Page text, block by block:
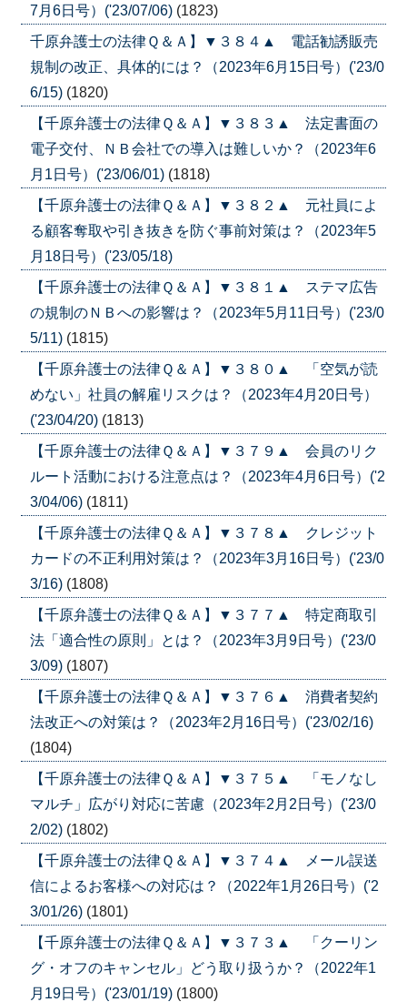
7月6日号）('23/07/06) (1823)
千原弁護士の法律Ｑ＆Ａ】▼３８４▲ 電話勧誘販売
規制の改正、具体的には？（2023年6月15日号）('23/0
6/15) (1820)
【千原弁護士の法律Ｑ＆Ａ】▼３８３▲ 法定書面の
電子交付、ＮＢ会社での導入は難しいか？（2023年6
月1日号）('23/06/01) (1818)
【千原弁護士の法律Ｑ＆Ａ】▼３８２▲ 元社員によ
る顧客奪取や引き抜きを防ぐ事前対策は？（2023年5
月18日号）('23/05/18)
【千原弁護士の法律Ｑ＆Ａ】▼３８１▲ ステマ広告
の規制のＮＢへの影響は？（2023年5月11日号）('23/0
5/11) (1815)
【千原弁護士の法律Ｑ＆Ａ】▼３８０▲ 「空気が読
めない」社員の解雇リスクは？（2023年4月20日号）
('23/04/20) (1813)
【千原弁護士の法律Ｑ＆Ａ】▼３７９▲ 会員のリク
ルート活動における注意点は？（2023年4月6日号）('2
3/04/06) (1811)
【千原弁護士の法律Ｑ＆Ａ】▼３７８▲ クレジット
カードの不正利用対策は？（2023年3月16日号）('23/0
3/16) (1808)
【千原弁護士の法律Ｑ＆Ａ】▼３７７▲ 特定商取引
法「適合性の原則」とは？（2023年3月9日号）('23/0
3/09) (1807)
【千原弁護士の法律Ｑ＆Ａ】▼３７６▲ 消費者契約
法改正への対策は？（2023年2月16日号）('23/02/16)
(1804)
【千原弁護士の法律Ｑ＆Ａ】▼３７５▲ 「モノなし
マルチ」広がり対応に苦慮（2023年2月2日号）('23/0
2/02) (1802)
【千原弁護士の法律Ｑ＆Ａ】▼３７４▲ メール誤送
信によるお客様への対応は？（2022年1月26日号）('2
3/01/26) (1801)
【千原弁護士の法律Ｑ＆Ａ】▼３７３▲ 「クーリン
グ・オフのキャンセル」どう取り扱うか？（2022年1
月19日号）('23/01/19) (1800)